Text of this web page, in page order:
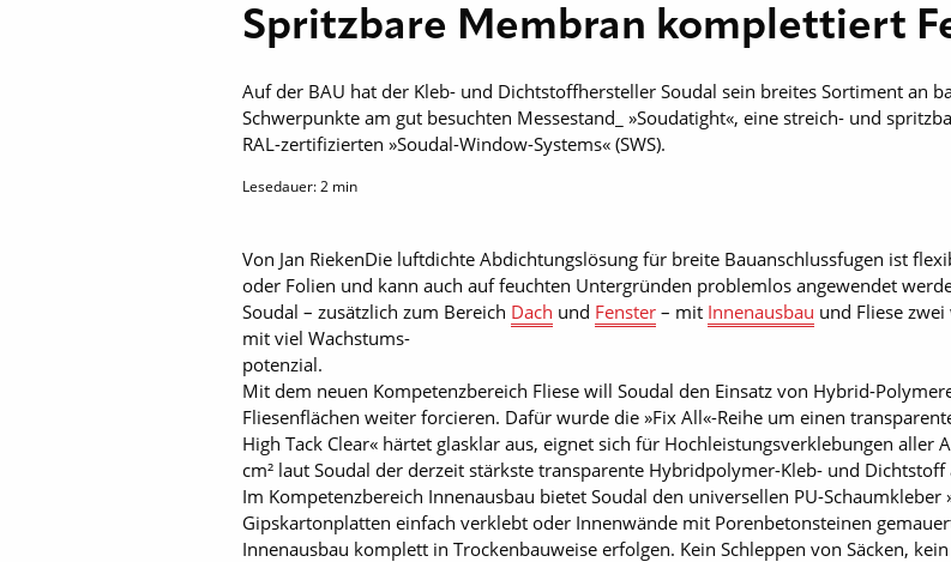
Spritzbare Membran komplettiert
Auf der BAU hat der Kleb- und Dichtstoffhersteller Soudal sein breites Sortiment an
Schwerpunkte am gut besuchten Messestand_ »Soudatight«, eine streich- und
RAL-zertifizierten »Soudal-Window-Systems« (SWS).
Lesedauer:2 min
Von Jan RiekenDie luftdichte Abdichtungslösung für breite Bauanschlussfugen ist
oder Folien und kann auch auf feuchten Untergründen problemlos angewendet
Soudal – zusätzlich zum Bereich Dach und Fenster – mit Innenausbau und Fliese
mit viel Wachstums-
potenzial.
Mit dem neuen Kompetenzbereich Fliese will Soudal den Einsatz von Hybrid-
Fliesenflächen weiter forcieren. Dafür wurde die »Fix All«-Reihe um einen
High Tack Clear« härtet glasklar aus, eignet sich für Hochleistungsverklebungen
cm² laut Soudal der derzeit stärkste transparente Hybridpolymer-Kleb- und
Im Kompetenzbereich Innenausbau bietet Soudal den universellen PU-
Gipskartonplatten einfach verklebt oder Innenwände mit Porenbetonsteinen
Innenausbau komplett in Trockenbauweise erfolgen. Kein Schleppen von Säcken,